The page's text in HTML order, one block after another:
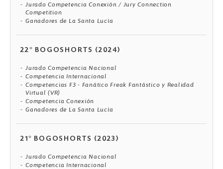
Jurado Competencia Conexión / Jury Connection
Competition
Ganadores de La Santa Lucía
22° BOGOSHORTS (2024)
Jurado Competencia Nacional
Competencia Internacional
Competencias F3 - Fanático Freak Fantástico y Realidad
Virtual (VR)
Competencia Conexión
Ganadores de La Santa Lucía
21° BOGOSHORTS (2023)
Jurado Competencia Nacional
Competencia Internacional